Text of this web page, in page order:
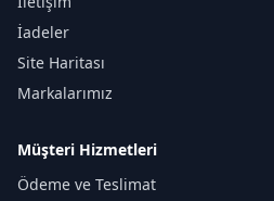
İadeler
Site Haritası
Markalarımız
Müşteri Hizmetleri
Ödeme ve Teslimat